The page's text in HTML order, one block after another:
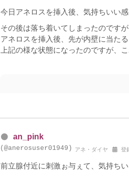
今日アネロスを挿入後、気持ちいい
その後は落ち着いてしまったのですが
アネロスを挿入後、先が内壁に当た
上記の様な状態になったのですが、
an_pink
(@anerosuser01949) アネ・ダイヤ 登
前立腺付近に刺激ぉ与ぇて、気持ち